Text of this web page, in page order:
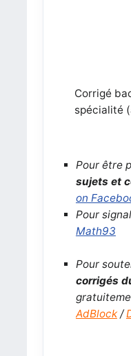
Corrigé
spécialité
Pour être
sujets et
on
Pour
Math93
Pour
corrigés
AdBlock/